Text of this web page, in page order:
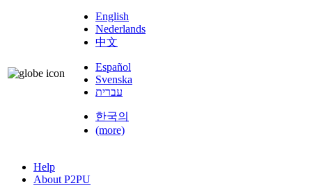
English
Nederlands
中文
Español
Svenska
עברית
한국의
(more)
Help
About P2PU